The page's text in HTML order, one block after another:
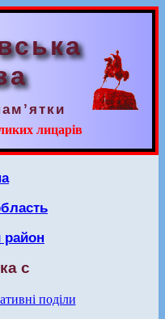
лицарів
район
с
поділи